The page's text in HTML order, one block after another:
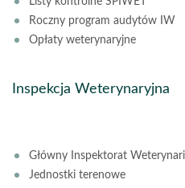
Roczny program audytów IW
Opłaty weterynaryjne
Inspekcja Weterynaryjna
Główny Inspektorat
Jednostki terenowe